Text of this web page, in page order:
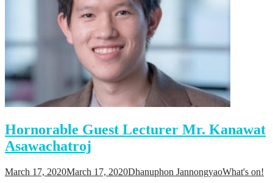
Hornorable Guest Lecturer Mr. Kanawat
Asawachatroj
March 17, 2020March 17, 2020Dhanuphon JannongyaoWhat's on!